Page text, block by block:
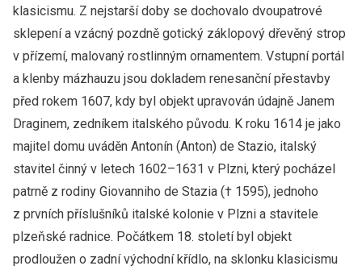
klasicismu. Z nejstarší doby se dochovalo dvoupatrové
sklepení a vzácný pozdně gotický záklopový dřevěný strop
v přízemí, malovaný rostlinným ornamentem. Vstupní portál
a klenby mázhauzu jsou dokladem renesanční přestavby
před rokem 1607, kdy byl objekt upravován údajně Janem
Draginem, zedníkem italského původu. K roku 1614 je jako
majitel domu uváděn Antonín (Anton) de Stazio, italský
stavitel činný v letech 1602–1631 v Plzni, který pocházel
patrně z rodiny Giovanniho de Stazia († 1595), jednoho
z prvních příslušníků italské kolonie v Plzni a stavitele
plzeňské radnice. Počátkem 18. století byl objekt
prodloužen o zadní východní křídlo, na sklonku klasicismu